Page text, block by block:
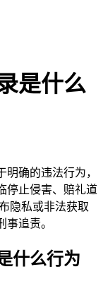
是什么
确的违法行为，
停止侵害、赔礼道
隐私或非法获取
追责。
什么行为